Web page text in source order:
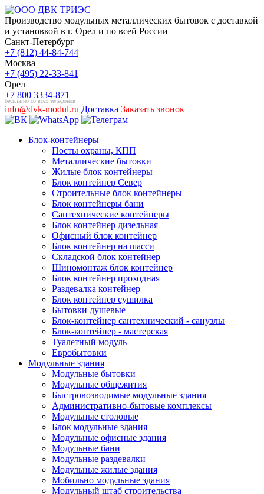
Производство модульных металлических бытовок с доставкой
и установкой в г. Орел и по всей России
Санкт-Петербург
+7 (812) 44-84-744
Москва
+7 (495) 22-33-841
Орел
+7 800 3334-871
бесплатно со всех телефонов
info@dvk-modul.ru Доставка Заказать звонок
Блок-контейнеры
Посты охраны, КПП
Металлические бытовки
Жилые блок контейнеры
Блок контейнер Север
Строительные блок контейнеры
Блок контейнеры бани
Сантехнические контейнеры
Блок контейнер дизельная
Офисный блок контейнер
Блок контейнер на шасси
Складской блок контейнер
Шиномонтаж блок контейнер
Блок контейнер проходная
Раздевалка контейнер
Блок контейнер сушилка
Бытовки душевые
Блок-контейнер сантехнический - санузлы
Блок-контейнер - мастерская
Туалетный модуль
Евробытовки
Модульные здания
Модульные бытовки
Модульные общежития
Быстровозводимые модульные здания
Административно-бытовые комплексы
Модульные столовые
Блок модульные здания
Модульные офисные здания
Модульные бани
Модульные раздевалки
Модульные жилые здания
Мобильно модульные здания
Модульный штаб строительства